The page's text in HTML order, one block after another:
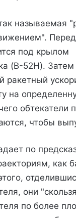
называемая
Перед
под крылом
(B-52H). Затем
ракетный
на
обтекатели
чтобы
по
как
они
по более